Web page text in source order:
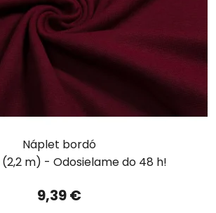
Náplet bordó
(2,2 m)
9,39 €